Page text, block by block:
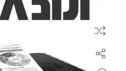
مقایسه کنید